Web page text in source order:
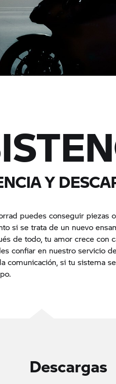
Y
puedes conseguir piezas
si se trata de un nuevo
de todo, tu amor crece con
confiar en nuestro servicio
comunicación, si tu sistema
Descargas